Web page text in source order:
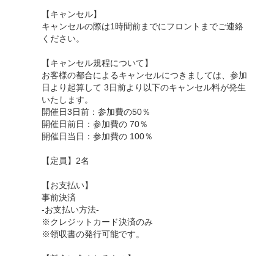
【キャンセル】
キャンセルの際は1時間前までにフロントまでご連絡
ください。
【キャンセル規程について】
お客様の都合によるキャンセルにつきましては、参加
日より起算して 3日前より以下のキャンセル料が発生
いたします。
開催日3日前：参加費の50％
開催日前日：参加費の 70％
開催日当日：参加費の 100％
【定員】2名
【お支払い】
事前決済
-お支払い方法-
※クレジットカード決済のみ
※領収書の発行可能です。